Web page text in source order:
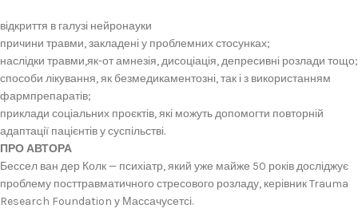
відкриття в галузі нейронауки
причини травми, закладені у проблемних стосунках;
наслідки травми,як-от амнезія, дисоціація, депресивні розлади тощо;
способи лікування, як безмедикаментозні, так і з використанням
фармпрепаратів;
приклади соціальних проєктів, які можуть допомогти повторній
адаптації пацієнтів у суспільстві.
ПРО АВТОРА
Бессел ван дер Колк — психіатр, який уже майже 50 років досліджує
проблему посттравматичного стресового розладу, керівник Trauma
Research Foundation у Массачусетсі.